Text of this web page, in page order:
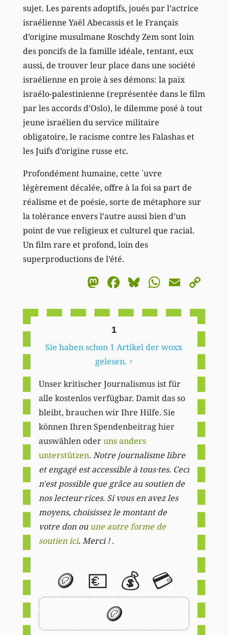
sujet. Les parents adoptifs, joués par l’actrice
israélienne Yaël Abecassis et le Français
d’origine musulmane Roschdy Zem sont loin
des poncifs de la famille idéale, tentant, eux
aussi, de trouver leur place dans une société
israélienne en proie à ses démons: la paix
israélo-palestinienne (représentée dans le film
par les accords d’Oslo), le dilemme posé à tout
jeune israélien du service militaire
obligatoire, le racisme contre les Falashas et
les Juifs d’origine russe etc.
Profondément humaine, cette ´uvre
légèrement décalée, offre à la foi sa part de
réalisme et de poésie, sorte de métaphore sur
la tolérance envers l’autre aussi bien d’un
point de vue religieux et culturel que racial.
Un film rare et profond, loin des
superproductions de l’été.
Mastodon
Facebook
BlueskyEmail
1
Sie haben schon 1 Artikel der woxx
gelesen. ↑
Unser kritischer Journalismus ist für
alle kostenlos verfügbar. Damit das so
bleibt, brauchen wir Ihre Hilfe. Sie
können Ihren Spendenbeitrag hier
auswählen oderuns anders
unterstützen. Notre journalisme libre
et engagé est accessible à tous·tes. Ceci
n'est possible que grâce au soutien de
nos lecteur·rices. Si vous en avez les
moyens, choisissez le montant de
votre don ou une autre forme de
soutien ici. Merci ! .
🪙 💶 💰 💳
🪙